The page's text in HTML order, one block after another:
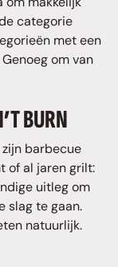
categorie
met een
om van
BURN
zijn barbecue
of al jaren grilt:
uitleg om
slag te gaan.
natuurlijk.